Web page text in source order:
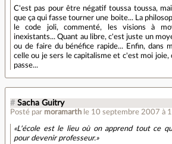
C'est pas pour être négatif toussa toussa,
que ça qui fasse tourner une boite... La
le code joli, commenté, les visions à
inexistants... Quant au libre, c'est juste un
ou de faire du bénéfice rapide... Enfin, dans
celle ou je sers le capitalisme et c'est moi joie,
passe...
# Sacha Guitry
Posté par moramarth le 10 septembre 2007 à
«L'école est le lieu où on apprend tout ce
pour devenir professeur.»